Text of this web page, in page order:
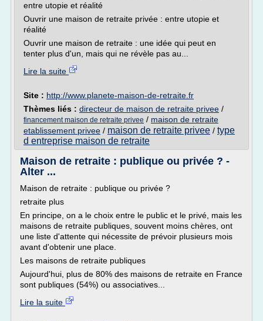
entre utopie et réalité
Ouvrir une maison de retraite privée : entre utopie et
réalité
Ouvrir une maison de retraite : une idée qui peut en
tenter plus d'un, mais qui ne révèle pas au...
Lire la suite
Site : http://www.planete-maison-de-retraite.fr
Thèmes liés : directeur de maison de retraite privee /
financement maison de retraite privee / maison de retraite
etablissement privee / maison de retraite privee / type
d entreprise maison de retraite
Maison de retraite : publique ou privée ? -
Alter ...
Maison de retraite : publique ou privée ?
retraite plus
En principe, on a le choix entre le public et le privé, mais les
maisons de retraite publiques, souvent moins chères, ont
une liste d'attente qui nécessite de prévoir plusieurs mois
avant d'obtenir une place.
Les maisons de retraite publiques
Aujourd'hui, plus de 80% des maisons de retraite en France
sont publiques (54%) ou associatives...
Lire la suite